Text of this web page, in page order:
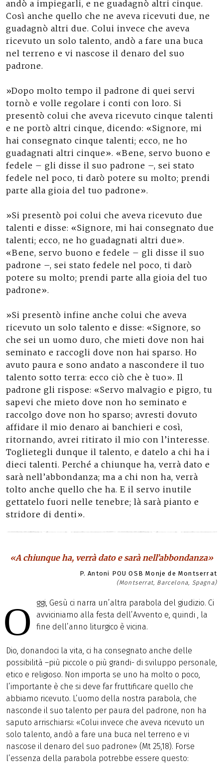
andò a impiegarli, e ne guadagnò altri cinque.
Così anche quello che ne aveva ricevuti due, ne
guadagnò altri due. Colui invece che aveva
ricevuto un solo talento, andò a fare una buca
nel terreno e vi nascose il denaro del suo
padrone.
»Dopo molto tempo il padrone di quei servi
tornò e volle regolare i conti con loro. Si
presentò colui che aveva ricevuto cinque talenti
e ne portò altri cinque, dicendo: «Signore, mi
hai consegnato cinque talenti; ecco, ne ho
guadagnati altri cinque». «Bene, servo buono e
fedele – gli disse il suo padrone –, sei stato
fedele nel poco, ti darò potere su molto; prendi
parte alla gioia del tuo padrone».
»Si presentò poi colui che aveva ricevuto due
talenti e disse: «Signore, mi hai consegnato due
talenti; ecco, ne ho guadagnati altri due».
«Bene, servo buono e fedele – gli disse il suo
padrone –, sei stato fedele nel poco, ti darò
potere su molto; prendi parte alla gioia del tuo
padrone».
»Si presentò infine anche colui che aveva
ricevuto un solo talento e disse: «Signore, so
che sei un uomo duro, che mieti dove non hai
seminato e raccogli dove non hai sparso. Ho
avuto paura e sono andato a nascondere il tuo
talento sotto terra: ecco ciò che è tuo». Il
padrone gli rispose: «Servo malvagio e pigro, tu
sapevi che mieto dove non ho seminato e
raccolgo dove non ho sparso; avresti dovuto
affidare il mio denaro ai banchieri e così,
ritornando, avrei ritirato il mio con l’interesse.
Toglietegli dunque il talento, e datelo a chi ha i
dieci talenti. Perché a chiunque ha, verrà dato e
sarà nell’abbondanza; ma a chi non ha, verrà
tolto anche quello che ha. E il servo inutile
gettatelo fuori nelle tenebre; là sarà pianto e
stridore di denti».
«A chiunque ha, verrà dato e sarà nell’abbondanza»
P. Antoni POU OSB Monje de Montserrat
(Montserrat, Barcelona, Spagna)
O
ggi, Gesù ci narra un’altra parabola del giudizio. Ci
avviciniamo alla festa dell’Avvento e, quindi , la
fine dell’anno liturgico è vicina.
Dio, donandoci la vita, ci ha consegnato anche delle
possibilità –più piccole o più grandi- di sviluppo personale,
etico e religioso. Non importa se uno ha molto o poco,
l’importante è che si deve far fruttificare quello che
abbiamo ricevuto. L’uomo della nostra parabola, che
nasconde il suo talento per paura del padrone, non ha
saputo arrischiarsi: «Colui invece che aveva ricevuto un
solo talento, andò a fare una buca nel terreno e vi
nascose il denaro del suo padrone» (Mt 25,18). Forse
l’essenza della parabola potrebbe essere questo: